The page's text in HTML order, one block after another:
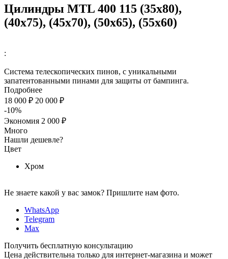
Цилиндры MTL 400 115 (35х80),
(40х75), (45x70), (50x65), (55х60)
:
Система телескопических пинов, с уникальными
запатентованными пинами для защиты от бампинга.
Подробнее
18 000 ₽ 20 000 ₽
-10%
Экономия 2 000 ₽
Много
Нашли дешевле?
Цвет
Хром
Не знаете какой у вас замок? Пришлите нам фото.
WhatsApp
Telegram
Max
Получить бесплатную консультацию
Цена действительна только для интернет-магазина и может